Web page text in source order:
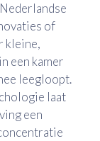
of
kleine,
een kamer
leegloopt.
laat
een